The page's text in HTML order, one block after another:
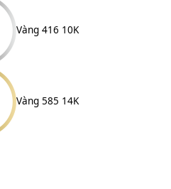
Vàng 416 10K
Vàng 585 14K